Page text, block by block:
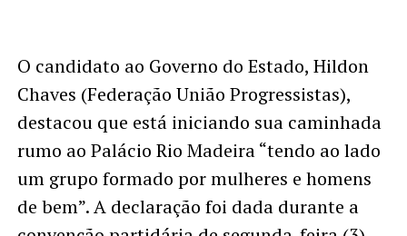
O candidato ao Governo do Estado, Hildon
Chaves (Federação União Progressistas),
destacou que está iniciando sua caminhada
rumo ao Palácio Rio Madeira “tendo ao lado
um grupo formado por mulheres e homens
de bem”. A declaração foi dada durante a